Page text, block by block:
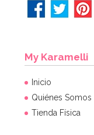
My Karamelli
Inicio
Quiénes Somos
Tienda Física